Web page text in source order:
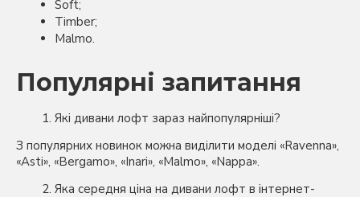
Soft;
Timber;
Malmo.
Популярні запитання
Які дивани лофт зараз найпопулярніші?
З популярних новинок можна виділити моделі «Ravenna»,
«Asti», «Bergamo», «Inari», «Malmo», «Nappa».
Яка середня ціна на дивани лофт в інтернет-